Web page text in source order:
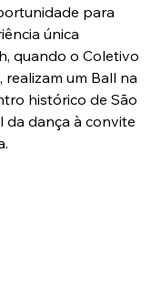
para
única
quando o Coletivo
um Ball na
histórico de São
da dança à convite